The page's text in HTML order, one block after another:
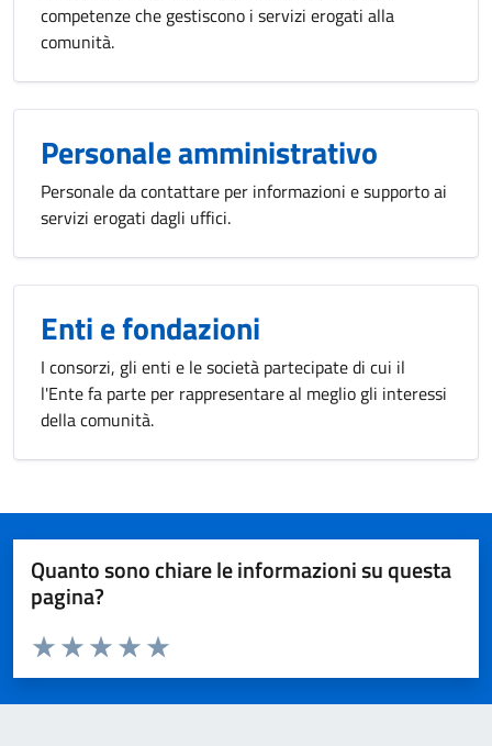
competenze che gestiscono i servizi erogati alla
comunità.
Personale amministrativo
Personale da contattare per informazioni e supporto ai
servizi erogati dagli uffici.
Enti e fondazioni
I consorzi, gli enti e le società partecipate di cui il
l'Ente fa parte per rappresentare al meglio gli interessi
della comunità.
Quanto sono chiare le informazioni su questa
pagina?
Valuta da 1 a 5 stelle la pagina
Valuta 5 stelle su 5
Valuta 4 stelle su 5
Valuta 3 stelle su 5
Valuta 2 stelle su 5
Valuta 1 stelle su 5